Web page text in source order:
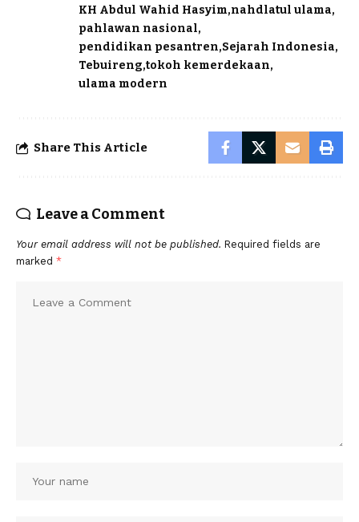
KH Abdul Wahid Hasyim nahdlatul ulama
pahlawan nasional
pendidikan pesantren Sejarah Indonesia
Tebuireng tokoh kemerdekaan
ulama modern
Share This Article
Leave a Comment
Your email address will not be published. Required fields are
marked *